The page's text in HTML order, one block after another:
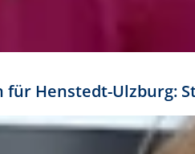
für Henstedt-Ulzburg: